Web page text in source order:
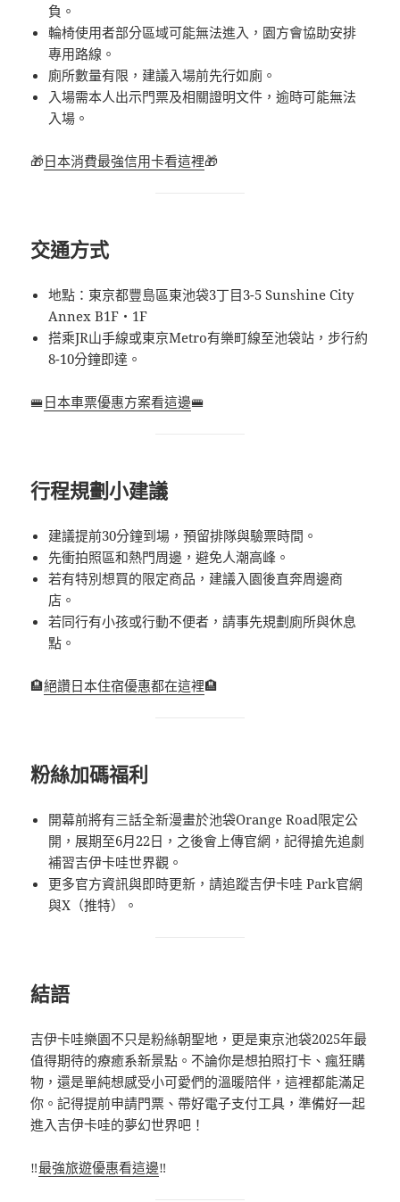
負。
輪椅使用者部分區域可能無法進入，園方會協助安排
專用路線。
廁所數量有限，建議入場前先行如廁。
入場需本人出示門票及相關證明文件，逾時可能無法
入場。
🎁日本消費最強信用卡看這裡🎁
交通方式
地點：東京都豐島區東池袋3丁目3-5 Sunshine City
Annex B1F・1F
搭乘JR山手線或東京Metro有樂町線至池袋站，步行約
8-10分鐘即達。
🚝日本車票優惠方案看這邊🚝
行程規劃小建議
建議提前30分鐘到場，預留排隊與驗票時間。
先衝拍照區和熱門周邊，避免人潮高峰。
若有特別想買的限定商品，建議入園後直奔周邊商
店。
若同行有小孩或行動不便者，請事先規劃廁所與休息
點。
🏨絕讚日本住宿優惠都在這裡🏨
粉絲加碼福利
開幕前將有三話全新漫畫於池袋Orange Road限定公
開，展期至6月22日，之後會上傳官網，記得搶先追劇
補習吉伊卡哇世界觀。
更多官方資訊與即時更新，請追蹤吉伊卡哇 Park官網
與X（推特）。
結語
吉伊卡哇樂園不只是粉絲朝聖地，更是東京池袋2025年最
值得期待的療癒系新景點。不論你是想拍照打卡、瘋狂購
物，還是單純想感受小可愛們的溫暖陪伴，這裡都能滿足
你。記得提前申請門票、帶好電子支付工具，準備好一起
進入吉伊卡哇的夢幻世界吧！
‼️最強旅遊優惠看這邊‼️